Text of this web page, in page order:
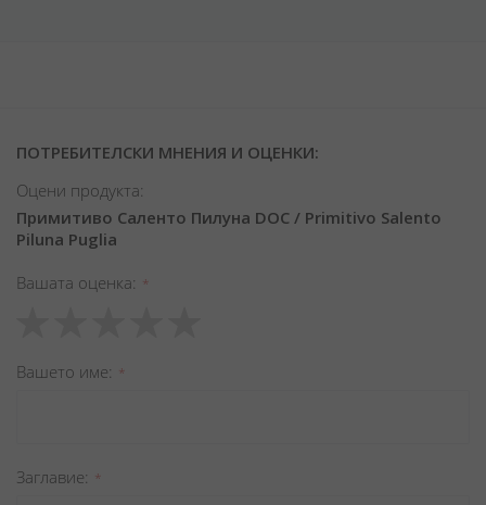
ПОТРЕБИТЕЛСКИ МНЕНИЯ И ОЦЕНКИ:
Оцени продукта:
Примитиво Саленто Пилуна DOC / Primitivo Salento
Piluna Puglia
Вашата оценка
star
stars
stars
stars
stars
Вашето име
Заглавиe